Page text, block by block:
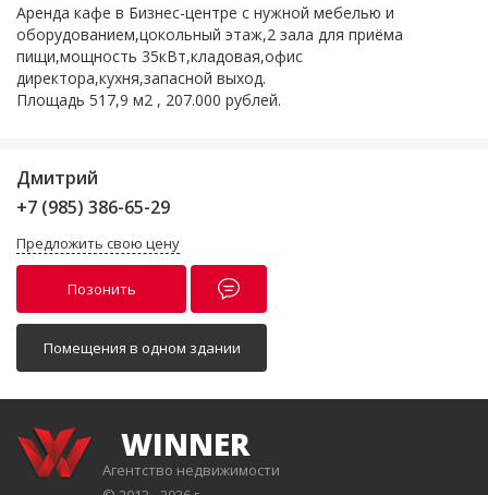
Аренда кафе в Бизнес-центре с нужной мебелью и
оборудованием,цокольный этаж,2 зала для приёма
пищи,мощность 35кВт,кладовая,офис
директора,кухня,запасной выход.
Площадь 517,9 м2 , 207.000 рублей.
Дмитрий
+7 (985) 386-65-29
Предложить свою цену
Позонить
Помещения в одном здании
WINNER
Агентство недвижимости